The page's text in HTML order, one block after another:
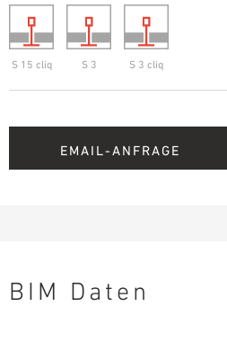
S 15 cliq S 3 S 3 cliq
EMAIL-ANFRAGE
BIM Daten